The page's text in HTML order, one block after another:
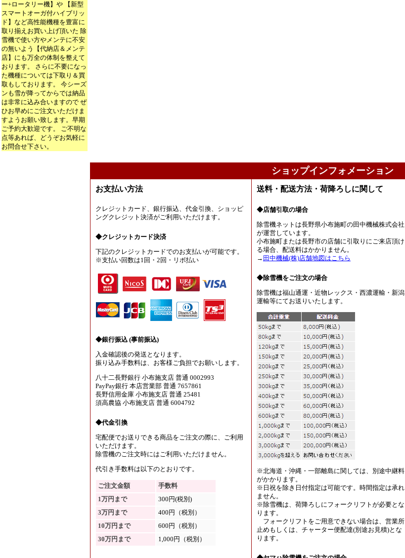
ー+ロータリー機】や 【新型
スマートオーガ付ハイブリッ
ド】など高性能機種を豊富に
取り揃えお買い上げ頂いた 除
雪機で使い方やメンテに不安
の無いよう【代納店＆メンテ
店】にも万全の体制を整えて
おります。 さらに不要になっ
た機種については下取り＆買
取もしております。 今シーズ
ンも雪が降ってからでは納品
は非常に込み合いますので ぜ
ひお早めにご注文いただけま
すようお願い致します。早期
ご予約大歓迎です。 ご不明な
点等あれば、どうぞお気軽に
お問合せ下さい。
ショップインフォメーション
お支払い方法
クレジットカード、銀行振込、代金引換、ショッピ
ングクレジット決済がご利用いただけます。
◆クレジットカード決済
下記のクレジットカードでのお支払いが可能です。
※支払い回数は1回・2回・リボ払い
◆銀行振込 (事前振込)
入金確認後の発送となります。
振り込み手数料は、お客様ご負担でお願いします。
八十二長野銀行 小布施支店 普通 0002993
PayPay銀行 本店営業部 普通 7657861
長野信用金庫 小布施支店 普通 25481
須高農協 小布施支店 普通 6004792
◆代金引換
宅配便でお送りできる商品をご注文の際に、ご利用
いただけます。
除雪機のご注文時にはご利用いただけません。
代引き手数料は以下のとおりです。
ご注文金額
手数料
1万円まで
300円(税別)
3万円まで
400円（税別）
10万円まで
600円（税別）
30万円まで
1,000円（税別）
送料・配送方法・荷降ろしに関して
◆店舗引取の場合
除雪機ネットは長野県小布施町の田中機械株式会社
が運営しています。
小布施町または長野市の店舗に引取りにご来店頂け
る場合、配送料はかかりません。
→ 田中機械(株)店舗地図はこちら
◆除雪機をご注文の場合
除雪機は福山通運・近物レックス・西濃運輸・新潟
運輸等にてお送りいたします。
※北海道・沖縄・一部離島に関しては、別途中継料
がかかります。
※日祝を除き日付指定は可能です。時間指定は承れ
ません。
※除雪機は、荷降ろしにフォークリフトが必要とな
ります。
フォークリフトをご用意できない場合は、営業所
止めもしくは、チャーター便配達(別途お見積)とな
ります。